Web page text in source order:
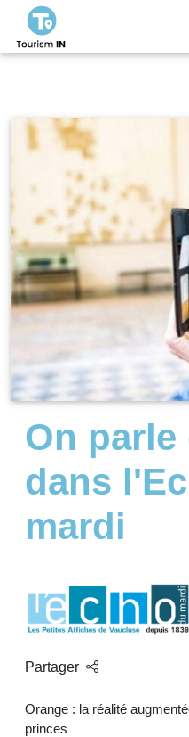
On
dans
mardi
Partager
Orange : la réalité
princes